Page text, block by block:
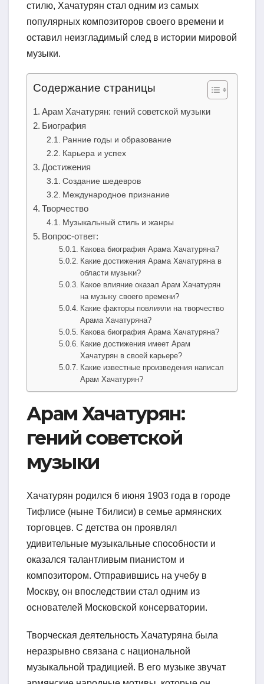
стилю, Хачатурян стал одним из самых
популярных композиторов своего времени и
оставил неизгладимый след в истории мировой
музыки.
Содержание страницы
Арам Хачатурян: гений советской музыки
Биография
Ранние годы и образование
Карьера и успех
Достижения
Создание шедевров
Международное признание
Творчество
Музыкальный стиль и жанры
Вопрос-ответ:
Какова биография Арама Хачатуряна?
Какие достижения Арама Хачатуряна в
области музыки?
Какое влияние оказал Арам Хачатурян
на музыку своего времени?
Какие факторы повлияли на творчество
Арама Хачатуряна?
Какова биография Арама Хачатуряна?
Какие достижения имеет Арам
Хачатурян в своей карьере?
Какие известные произведения написал
Арам Хачатурян?
Арам Хачатурян:
гений советской
музыки
Хачатурян родился 6 июня 1903 года в городе
Тифлисе (ныне Тбилиси) в семье армянских
торговцев. С детства он проявлял
удивительные музыкальные способности и
оказался талантливым пианистом и
композитором. Отправившись на учебу в
Москву, он впоследствии стал одним из
основателей Московской консерватории.
Творческая деятельность Хачатуряна была
неразрывно связана с национальной
музыкальной традицией. В его музыке звучат